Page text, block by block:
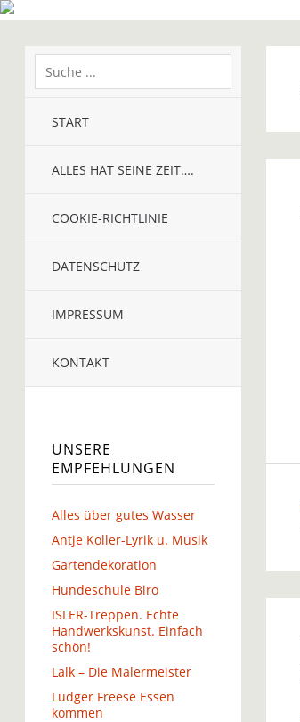
START
ALLES HAT SEINE ZEIT….
COOKIE-RICHTLINIE
DATENSCHUTZ
IMPRESSUM
KONTAKT
UNSERE
EMPFEHLUNGEN
Alles über gutes Wasser
Antje Koller-Lyrik u. Musik
Gartendekoration
Hundeschule Biro
ISLER-Treppen. Echte
Handwerkskunst. Einfach
schön!
Lalk – Die Malermeister
Ludger Freese Essen
kommen